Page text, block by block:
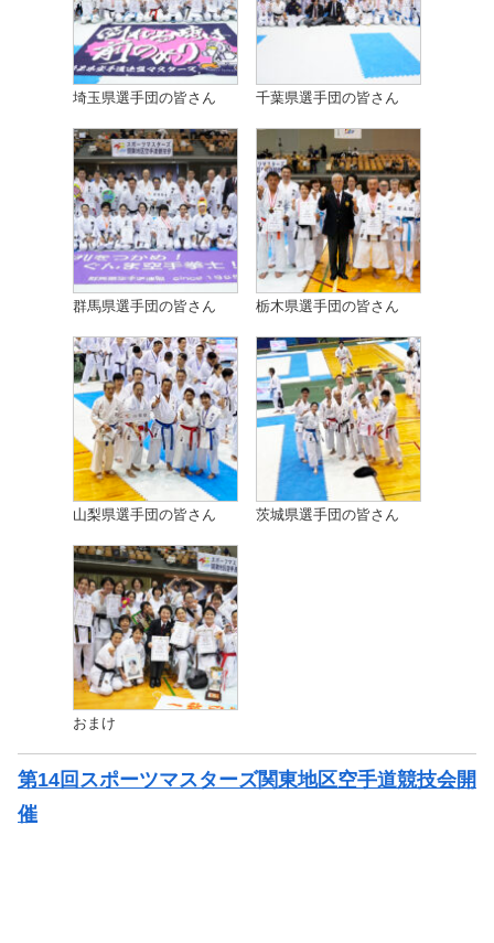
埼玉県選手団の皆さん 千葉県選手団の皆さん
群馬県選手団の皆さん 栃木県選手団の皆さん
山梨県選手団の皆さん 茨城県選手団の皆さん
おまけ
第14回スポーツマスターズ関東地区空手道競技会開
催